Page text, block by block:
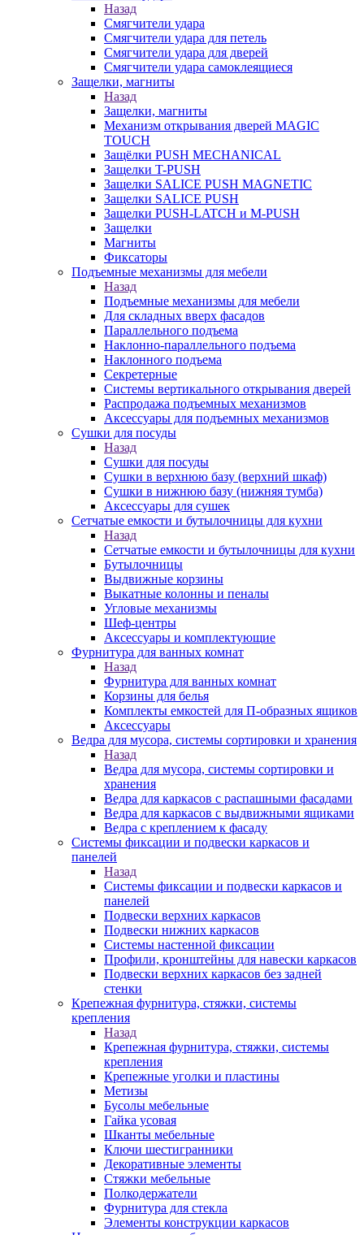
Назад
Смягчители удара
Смягчители удара для петель
Смягчители удара для дверей
Cмягчители удара самоклеящиеся
Защелки, магниты
Назад
Защелки, магниты
Механизм открывания дверей MAGIC
TOUCH
Защёлки PUSH MECHANICAL
Защелки T-PUSH
Защелки SALICE PUSH MAGNETIC
Защелки SALICE PUSH
Защелки PUSH-LATCH и M-PUSH
Защелки
Магниты
Фиксаторы
Подъемные механизмы для мебели
Назад
Подъемные механизмы для мебели
Для складных вверх фасадов
Параллельного подъема
Наклонно-параллельного подъема
Наклонного подъема
Секретерные
Системы вертикального открывания дверей
Распродажа подъемных механизмов
Аксессуары для подъемных механизмов
Сушки для посуды
Назад
Сушки для посуды
Сушки в верхнюю базу (верхний шкаф)
Сушки в нижнюю базу (нижняя тумба)
Аксессуары для сушек
Сетчатые емкости и бутылочницы для кухни
Назад
Сетчатые емкости и бутылочницы для кухни
Бутылочницы
Выдвижные корзины
Выкатные колонны и пеналы
Угловые механизмы
Шеф-центры
Аксессуары и комплектующие
Фурнитура для ванных комнат
Назад
Фурнитура для ванных комнат
Корзины для белья
Комплекты емкостей для П-образных ящиков
Аксессуары
Ведра для мусора, системы сортировки и хранения
Назад
Ведра для мусора, системы сортировки и
хранения
Ведра для каркасов с распашными фасадами
Ведра для каркасов с выдвижными ящиками
Ведра с креплением к фасаду
Системы фиксации и подвески каркасов и
панелей
Назад
Системы фиксации и подвески каркасов и
панелей
Подвески верхних каркасов
Подвески нижних каркасов
Системы настенной фиксации
Профили, кронштейны для навески каркасов
Подвески верхних каркасов без задней
стенки
Крепежная фурнитура, стяжки, системы
крепления
Назад
Крепежная фурнитура, стяжки, системы
крепления
Крепежные уголки и пластины
Метизы
Бусолы мебельные
Гайка усовая
Шканты мебельные
Ключи шестигранники
Декоративные элементы
Стяжки мебельные
Полкодержатели
Фурнитура для стекла
Элементы конструкции каркасов